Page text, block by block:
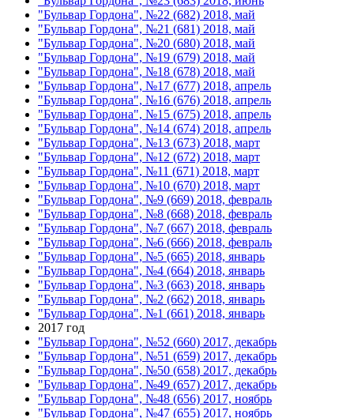
"Бульвар Гордона", №22 (682) 2018, май
"Бульвар Гордона", №21 (681) 2018, май
"Бульвар Гордона", №20 (680) 2018, май
"Бульвар Гордона", №19 (679) 2018, май
"Бульвар Гордона", №18 (678) 2018, май
"Бульвар Гордона", №17 (677) 2018, апрель
"Бульвар Гордона", №16 (676) 2018, апрель
"Бульвар Гордона", №15 (675) 2018, апрель
"Бульвар Гордона", №14 (674) 2018, апрель
"Бульвар Гордона", №13 (673) 2018, март
"Бульвар Гордона", №12 (672) 2018, март
"Бульвар Гордона", №11 (671) 2018, март
"Бульвар Гордона", №10 (670) 2018, март
"Бульвар Гордона", №9 (669) 2018, февраль
"Бульвар Гордона", №8 (668) 2018, февраль
"Бульвар Гордона", №7 (667) 2018, февраль
"Бульвар Гордона", №6 (666) 2018, февраль
"Бульвар Гордона", №5 (665) 2018, январь
"Бульвар Гордона", №4 (664) 2018, январь
"Бульвар Гордона", №3 (663) 2018, январь
"Бульвар Гордона", №2 (662) 2018, январь
"Бульвар Гордона", №1 (661) 2018, январь
2017 год
"Бульвар Гордона", №52 (660) 2017, декабрь
"Бульвар Гордона", №51 (659) 2017, декабрь
"Бульвар Гордона", №50 (658) 2017, декабрь
"Бульвар Гордона", №49 (657) 2017, декабрь
"Бульвар Гордона", №48 (656) 2017, ноябрь
"Бульвар Гордона", №47 (655) 2017, ноябрь